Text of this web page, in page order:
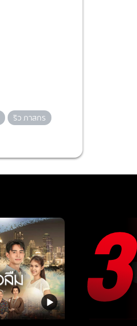
ริว ภาสกร